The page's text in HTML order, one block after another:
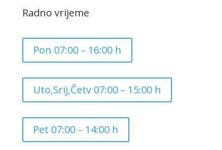
Radno vrijeme
Pon 07:00 – 16:00 h
Uto,Srij,Četv 07:00 – 15:00 h
Pet 07:00 – 14:00 h